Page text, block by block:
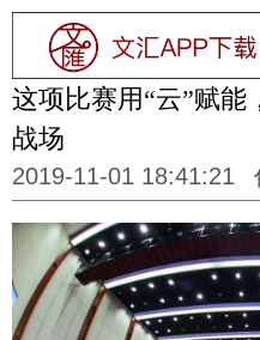
这项比赛用“云”赋能
战场
2019-11-01 18:41:21